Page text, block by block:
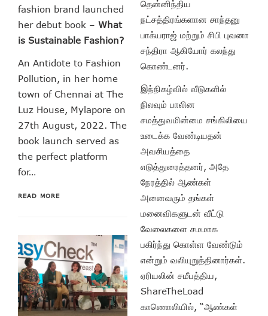
fashion brand launched
her debut book – What
is Sustainable Fashion?
An Antidote to Fashion
Pollution, in her home
town of Chennai at The
Luz House, Mylapore on
27th August, 2022. The
book launch served as
the perfect platform
for…
READ MORE
தென்னிந்திய
நட்சத்திரங்களான சாந்தனு
பாக்யராஜ் மற்றும் சிபி புவனா
சந்திரா ஆகியோர் கலந்து
கொண்டனர்.
இந்நிகழ்வில் வீடுகளில்
நிலவும் பாலின
சமத்துவமின்மை சங்கிலியை
உடைக்க வேண்டியதன்
அவசியத்தை
எடுத்துரைத்தனர், அதே
நேரத்தில் ஆண்கள்
அனைவரும் தங்கள்
மனைவிகளுடன் வீட்டு
வேலைகளை சமமாக
பகிர்ந்து கொள்ள வேண்டும்
என்றும் வலியுறுத்தினார்கள்.
ஏரியலின் சமீபத்திய,
ShareTheLoad
காணொலியில், “ஆண்கள்